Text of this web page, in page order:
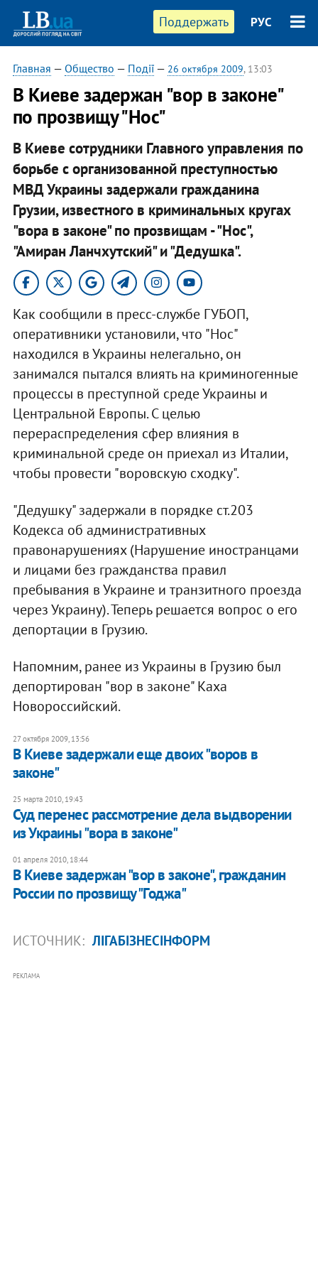
Поддержать РУС
Главная — Общество — Події— 26 октября 2009, 13:03
В Киеве задержан "вор в законе"
по прозвищу "Нос"
В Киеве сотрудники Главного управления по
борьбе с организованной преступностью
МВД Украины задержали гражданина
Грузии, известного в криминальных кругах
"вора в законе" по прозвищам - "Нос",
"Амиран Ланчхутский" и "Дедушка".
Как сообщили в пресс-службе ГУБОП,
оперативники установили, что "Нос"
находился в Украины нелегально, он
занимался пытался влиять на криминогенные
процессы в преступной среде Украины и
Центральной Европы. С целью
перераспределения сфер влияния в
криминальной среде он приехал из Италии,
чтобы провести "воровскую сходку".
"Дедушку" задержали в порядке ст.203
Кодекса об административных
правонарушениях (Нарушение иностранцами
и лицами без гражданства правил
пребывания в Украине и транзитного проезда
через Украину). Теперь решается вопрос о его
депортации в Грузию.
Напомним, ранее из Украины в Грузию был
депортирован "вор в законе" Каха
Новороссийский.
27 октября 2009, 13:56
В Киеве задержали еще двоих "воров в
законе"
25 марта 2010, 19:43
Суд перенес рассмотрение дела выдворении
из Украины "вора в законе"
01 апреля 2010, 18:44
В Киеве задержан "вор в законе", гражданин
России по прозвищу "Годжа"
ИСТОЧНИК: ЛІГАБІЗНЕСІНФОРМ
РЕКЛАМА